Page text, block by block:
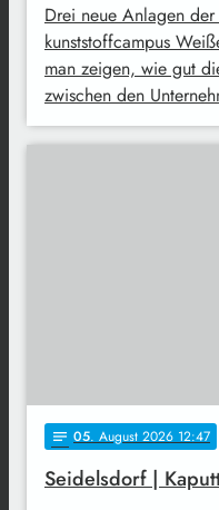
Drei neue Anlagen
kunststoffcampus
man zeigen, wie gut
zwischen den
notes 05. August 2026 12:47
Seidelsdorf |